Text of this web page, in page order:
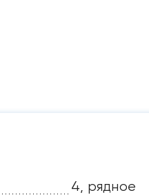
4, рядное